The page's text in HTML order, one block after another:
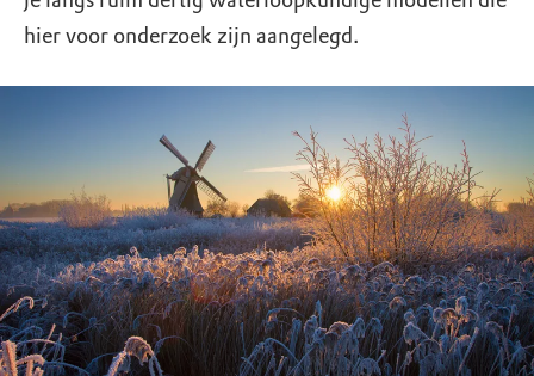
hier voor onderzoek zijn aangelegd.